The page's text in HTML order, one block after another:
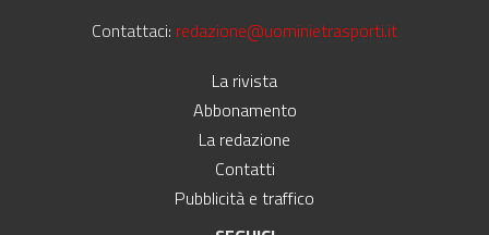
Contattaci: redazione@uominietrasporti.it
La rivista
Abbonamento
La redazione
Contatti
Pubblicità e traffico